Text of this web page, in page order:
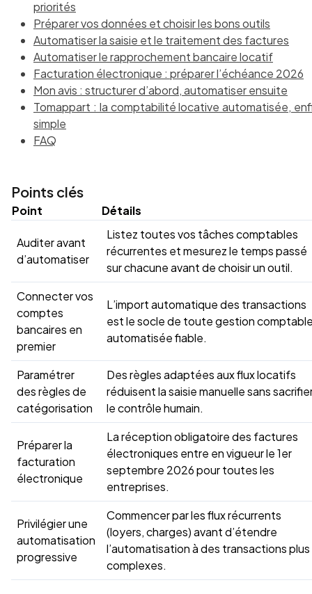
priorités
Préparer vos données et choisir les bons outils
Automatiser la saisie et le traitement des factures
Automatiser le rapprochement bancaire locatif
Facturation électronique : préparer l’échéance 2026
Mon avis : structurer d’abord, automatiser ensuite
Tomappart : la comptabilité locative automatisée,
simple
FAQ
Points clés
Point Détails
Auditer avant
d’automatiser
Listez toutes vos tâches comptables
récurrentes et mesurez le temps passé
sur chacune avant de choisir un outil.
Connecter vos
comptes
bancaires en
premier
L’import automatique des transactions
est le socle de toute gestion
automatisée fiable.
Paramétrer
des règles de
catégorisation
Des règles adaptées aux flux locatifs
réduisent la saisie manuelle sans
le contrôle humain.
Préparer la
facturation
électronique
La réception obligatoire des factures
électroniques entre en vigueur le 1er
septembre 2026 pour toutes les
entreprises.
Privilégier une
automatisation
progressive
Commencer par les flux récurrents
(loyers, charges) avant d’étendre
l’automatisation à des transactions plus
complexes.